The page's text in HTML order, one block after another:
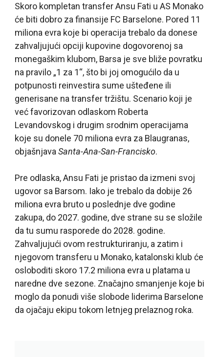
Skoro kompletan transfer Ansu Fati u AS Monako
će biti dobro za finansije FC Barselone. Pored 11
miliona evra koje bi operacija trebalo da donese
zahvaljujući opciji kupovine dogovorenoj sa
monegaškim klubom, Barsa je sve bliže povratku
na pravilo „1 za 1“, što bi joj omogućilo da u
potpunosti reinvestira sume ušteđene ili
generisane na transfer tržištu. Scenario koji je
već favorizovan odlaskom Roberta
Levandovskog i drugim srodnim operacijama
koje su donele 70 miliona evra za Blaugranas,
objašnjava Santa-Ana-San-Francisko.
Pre odlaska, Ansu Fati je pristao da izmeni svoj
ugovor sa Barsom. Iako je trebalo da dobije 26
miliona evra bruto u poslednje dve godine
zakupa, do 2027. godine, dve strane su se složile
da tu sumu rasporede do 2028. godine.
Zahvaljujući ovom restrukturiranju, a zatim i
njegovom transferu u Monako, katalonski klub će
osloboditi skoro 17.2 miliona evra u platama u
naredne dve sezone. Značajno smanjenje koje bi
moglo da ponudi više slobode liderima Barselone
da ojačaju ekipu tokom letnjeg prelaznog roka.